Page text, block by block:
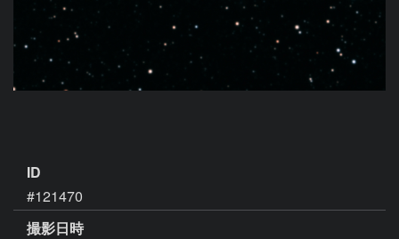
ID
#121470
撮影日時